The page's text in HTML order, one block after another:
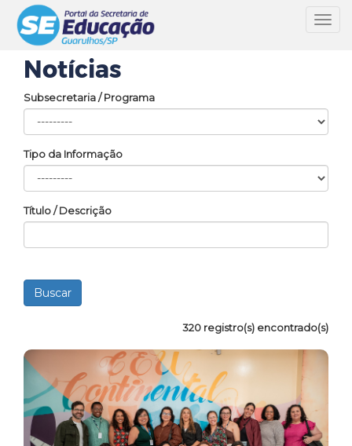
Notícias
Subsecretaria / Programa
Tipo da Informação
Título / Descrição
320 registro(s) encontrado(s)